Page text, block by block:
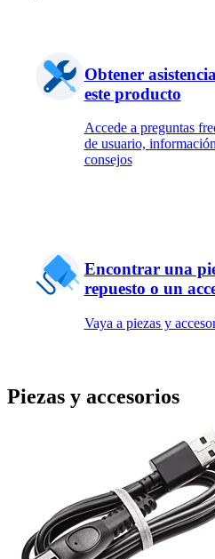
Obtener
este producto
Accede a preguntas
de usuario,
consejos
Encontrar una
repuesto o un
Vaya a piezas y
Piezas y accesorios